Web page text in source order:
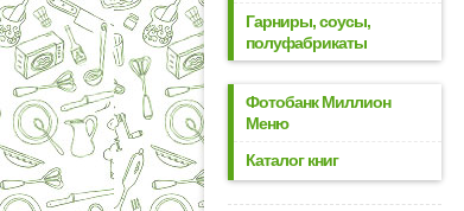
Гарниры, соусы,
полуфабрикаты
Фотобанк Миллион
Меню
Каталог книг